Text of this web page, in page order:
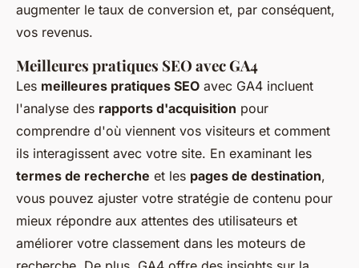
augmenter le taux de conversion et, par conséquent,
vos revenus.
Meilleures pratiques SEO avec GA4
Les meilleures pratiques SEO avec GA4 incluent
l'analyse des rapports d'acquisition pour
comprendre d'où viennent vos visiteurs et comment
ils interagissent avec votre site. En examinant les
termes de recherche et les pages de destination,
vous pouvez ajuster votre stratégie de contenu pour
mieux répondre aux attentes des utilisateurs et
améliorer votre classement dans les moteurs de